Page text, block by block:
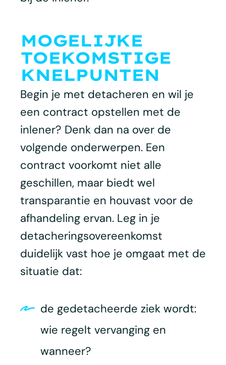
MOGELIJKE
TOEKOMSTIGE
KNELPUNTEN
Begin je met detacheren en wil je
een contract opstellen met de
inlener? Denk dan na over de
volgende onderwerpen. Een
contract voorkomt niet alle
geschillen, maar biedt wel
transparantie en houvast voor de
afhandeling ervan. Leg in je
detacheringsovereenkomst
duidelijk vast hoe je omgaat met de
situatie dat:
de gedetacheerde ziek wordt:
wie regelt vervanging en
wanneer?